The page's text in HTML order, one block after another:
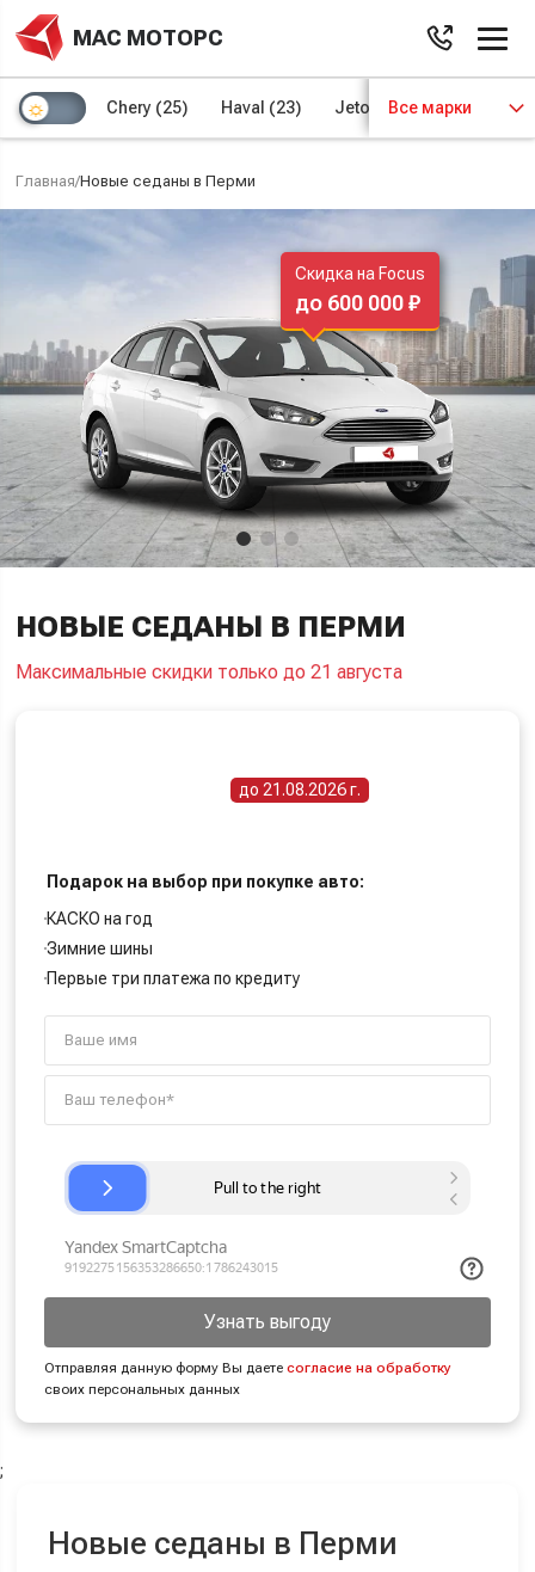
МАС МОТОРС
Chery (25) Haval (23) Jetour (8) Kaiyi (4)
Все марки
Главная/Новые седаны в Перми
НОВЫЕ СЕДАНЫ В ПЕРМИ
Максимальные скидки только до 21 августа
до 21.08.2026 г.
Подарок на выбор при покупке авто:
КАСКО на год
Зимние шины
Первые три платежа по кредиту
Узнать выгоду
Отправляя данную форму Вы даетесогласие на обработку
своих персональных данных
Скидка на Focus
до 600 000 ₽
;
Новые седаны в Перми